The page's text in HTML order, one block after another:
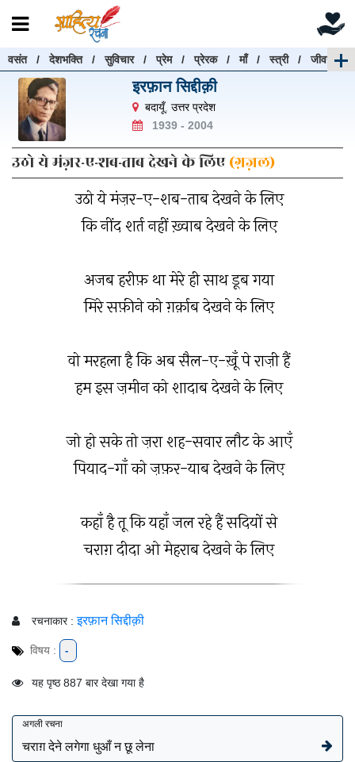
वसंत/देशभक्ति/सुविचार/प्रेम/प्रेरक/माँ/स्त्री/जीवन
इरफ़ान सिद्दीक़ी
बदायूँ, उत्तर प्रदेश
1939 - 2004
उठो ये मंज़र-ए-शब-ताब देखने के लिए(ग़ज़ल)
उठो ये मंज़र-ए-शब-ताब देखने के लिए
कि नींद शर्त नहीं ख़्वाब देखने के लिए
अजब हरीफ़ था मेरे ही साथ डूब गया
मिरे सफ़ीने को ग़र्क़ाब देखने के लिए
वो मरहला है कि अब सैल-ए-ख़ूँ पे राज़ी हैं
हम इस ज़मीन को शादाब देखने के लिए
जो हो सके तो ज़रा शह-सवार लौट के आएँ
पियाद-गाँ को ज़फ़र-याब देखने के लिए
कहाँ है तू कि यहाँ जल रहे हैं सदियों से
चराग़ दीदा ओ मेहराब देखने के लिए
रचनाकार : इरफ़ान सिद्दीक़ी
विषय : -
यह पृष्ठ 887 बार देखा गया है
अगली रचना
चराग़ देने लगेगा धुआँ न छू लेना
रचनाएँ खोजें
रचनाएँ खोजने के लिए नीचे दी गई बॉक्स में हिन्दी में लिखें और
"खोजें" बटन पर क्लिक करें
हटाएँ
खोजें